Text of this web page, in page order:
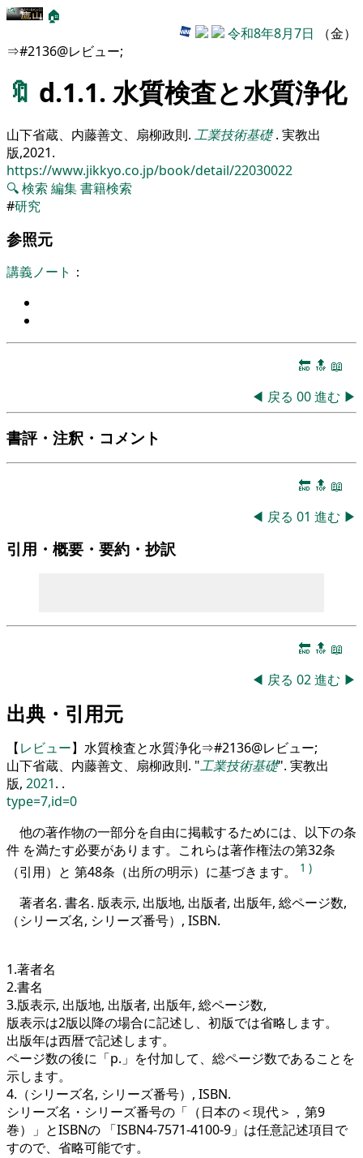
🏠
令和8年8月7日 （金）
⇒#2136@レビュー;
🔖 d.1.1. 水質検査と水質浄化
山下省蔵、内藤善文、扇柳政則. 工業技術基礎 . 実教出
版,2021.
https://www.jikkyo.co.jp/book/detail/22030022
🔍検索 編集書籍検索
#研究
参照元
講義ノート ：
🔚 🔝 📖
◀ 戻る 00進む ▶
書評・注釈・コメント
🔚 🔝 📖
◀ 戻る 01 進む ▶
引用・概要・要約・抄訳
🔚 🔝 📖
◀ 戻る 02進む ▶
出典・引用元
【レビュー】水質検査と水質浄化⇒#2136@レビュー;
山下省蔵、内藤善文、扇柳政則. 工業技術基礎 . 実教出
版, 2021. .
type=7,id=0
他の著作物の一部分を自由に掲載するためには、以下の条
件 を満たす必要があります。これらは著作権法の第32条
（引用）と 第48条（出所の明示）に基づきます。
1 )
著者名. 書名. 版表示, 出版地, 出版者, 出版年, 総ページ数,
（シリーズ名, シリーズ番号）, ISBN.
1.著者名
2.書名
3.版表示, 出版地, 出版者, 出版年, 総ページ数,
版表示は2版以降の場合に記述し、初版では省略します。
出版年は西暦で記述します。
ページ数の後に「p.」を付加して、総ページ数であることを
示します。
4.（シリーズ名, シリーズ番号）, ISBN.
シリーズ名・シリーズ番号の「（日本の＜現代＞，第9
巻）」とISBNの 「ISBN4-7571-4100-9」は任意記述項目で
すので、省略可能です。